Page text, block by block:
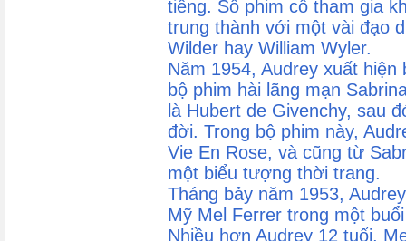
tiếng. Số phim cô tham gia
trung thành với một vài đạo
Wilder hay William Wyler.
Năm 1954, Audrey xuất
bộ phim hài lãng mạn
là Hubert de Givenchy, sau
đời. Trong bộ phim này,
Vie En Rose, và cũng từ
một biểu tượng thời trang.
Tháng bảy năm 1953,
Mỹ Mel Ferrer trong một
Nhiều hơn Audrey 12 tuổi,